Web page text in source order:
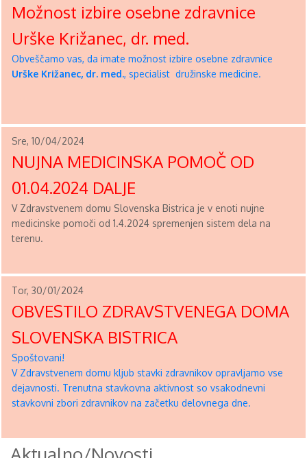
Možnost izbire osebne zdravnice
Urške Križanec, dr. med.
Obveščamo vas, da imate možnost izbire osebne zdravnice
Urške Križanec, dr. med., specialist družinske medicine.
Sre, 10/04/2024
NUJNA MEDICINSKA POMOČ OD
01.04.2024 DALJE
V Zdravstvenem domu Slovenska Bistrica je v enoti nujne
medicinske pomoči od 1.4.2024 spremenjen sistem dela na
terenu.
Tor, 30/01/2024
OBVESTILO ZDRAVSTVENEGA DOMA
SLOVENSKA BISTRICA
Spoštovani!
V Zdravstvenem domu kljub stavki zdravnikov opravljamo vse
dejavnosti. Trenutna stavkovna aktivnost so vsakodnevni
stavkovni zbori zdravnikov na začetku delovnega dne.